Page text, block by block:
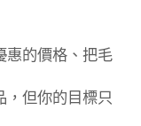
惠的價格、把毛
，但你的目標只